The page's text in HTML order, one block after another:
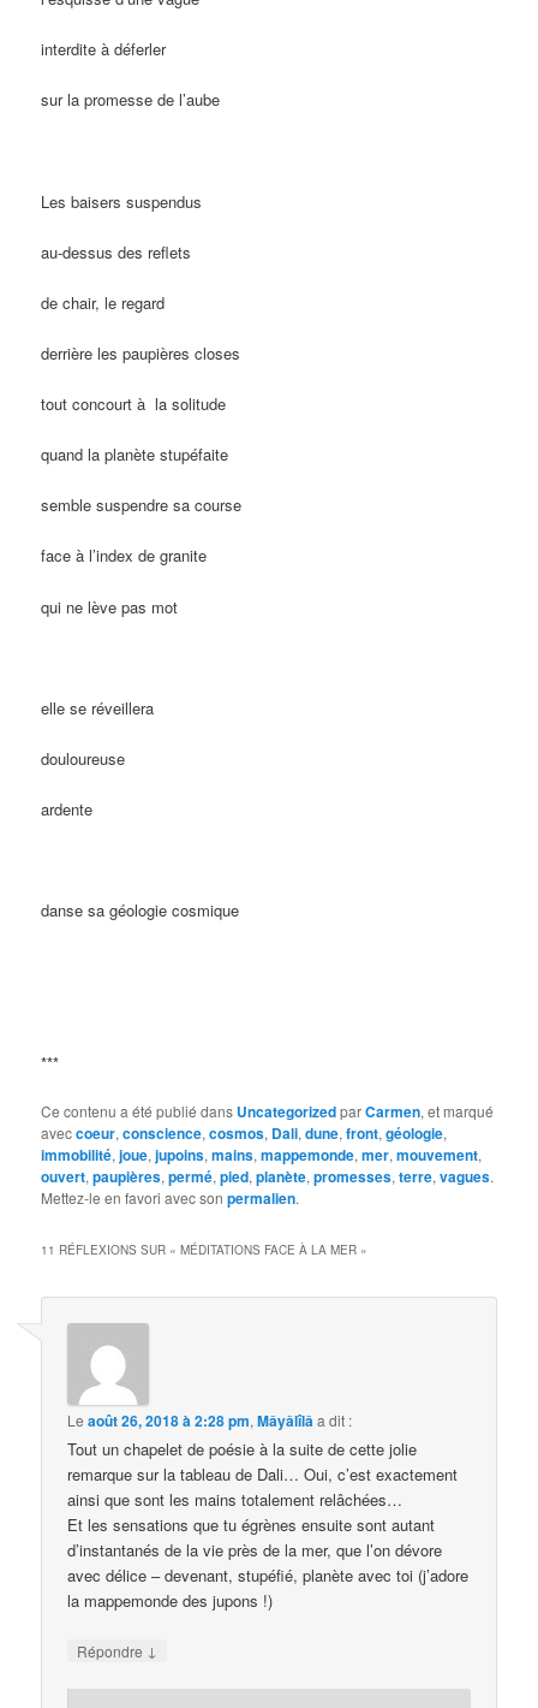
interdite à déferler
sur la promesse de l’aube
Les baisers suspendus
au-dessus des reflets
de chair, le regard
derrière les paupières closes
tout concourt à la solitude
quand la planète stupéfaite
semble suspendre sa course
face à l’index de granite
qui ne lève pas mot
elle se réveillera
douloureuse
ardente
danse sa géologie cosmique
***
Ce contenu a été publié dans UncategorizedparCarmen, et marqué
aveccoeur,conscience,cosmos, Dali,dune,front,géologie,
immobilité,joue,jupoins,mains,mappemonde,mer,mouvement,
ouvert,paupières,permé,pied,planète,promesses,terre,vagues.
Mettez-le en favori avec sonpermalien.
11 RÉFLEXIONS SUR «MÉDITATIONS FACE À LA MER »
Leaoût 26, 2018 à 2:28 pm,Mâyâlîlâa dit :
Tout un chapelet de poésie à la suite de cette jolie
remarque sur la tableau de Dali… Oui, c’est exactement
ainsi que sont les mains totalement relâchées…
Et les sensations que tu égrènes ensuite sont autant
d’instantanés de la vie près de la mer, que l’on dévore
avec délice – devenant, stupéfié, planète avec toi (j’adore
la mappemonde des jupons !)
Répondre ↓